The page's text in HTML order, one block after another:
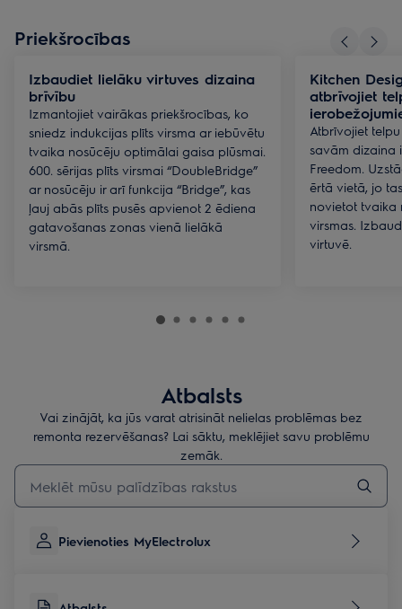
Priekšrocības
Izbaudiet lielāku virtuves dizaina
brīvību
Izmantojiet vairākas priekšrocības, ko
sniedz indukcijas plīts virsma ar iebūvētu
tvaika nosūcēju optimālai gaisa plūsmai.
600. sērijas plīts virsmai “DoubleBridge”
ar nosūcēju ir arī funkcija “Bridge”, kas
ļauj abās plīts pusēs apvienot 2 ēdiena
gatavošanas zonas vienā lielākā
virsmā.
Kitchen
atbrīvojiet
Atbrīvojiet
savām dizaina
Freedom.
ērtā vietā, jo
novietot tvaika
virsmas.
virtuvē.
Atbalsts
Vai zinājāt, ka jūs varat atrisināt nelielas problēmas bez
remonta rezervēšanas? Lai sāktu, meklējiet savu problēmu
zemāk.
Rakstiet, lai meklētu rakstus par atbalstu
Pievienoties MyElectrolux